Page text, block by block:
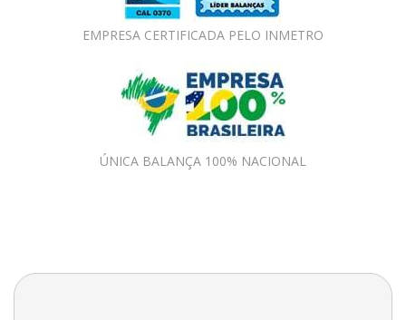
EMPRESA CERTIFICADA PELO INMETRO
ÚNICA BALANÇA 100% NACIONAL